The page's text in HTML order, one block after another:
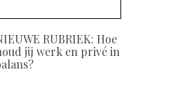
RUBRIEK: Hoe
jij werk en privé in